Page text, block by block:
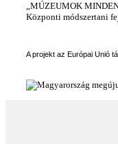
„MÚZEUMOK
Központi módszertani
A projekt az Európai Unió